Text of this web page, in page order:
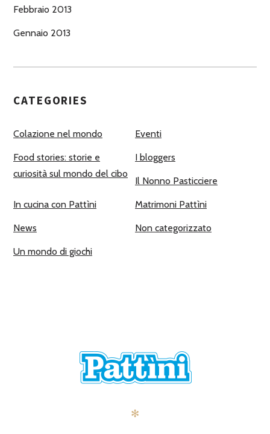
Febbraio 2013
Gennaio 2013
CATEGORIES
Colazione nel mondo Eventi
Food stories: storie e
curiosità sul mondo del cibo
I bloggers
Il Nonno Pasticciere
In cucina con Pattìni Matrimoni Pattìni
News Non categorizzato
Un mondo di giochi
✻